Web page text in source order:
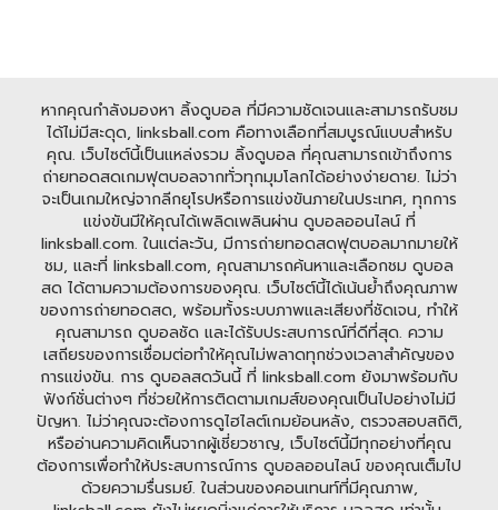
หากคุณกำลังมองหา ลิ้งดูบอล ที่มีความชัดเจนและสามารถรับชม
ได้ไม่มีสะดุด, linksball.com คือทางเลือกที่สมบูรณ์แบบสำหรับ
คุณ. เว็บไซต์นี้เป็นแหล่งรวม ลิ้งดูบอล ที่คุณสามารถเข้าถึงการ
ถ่ายทอดสดเกมฟุตบอลจากทั่วทุกมุมโลกได้อย่างง่ายดาย. ไม่ว่า
จะเป็นเกมใหญ่จากลีกยุโรปหรือการแข่งขันภายในประเทศ, ทุกการ
แข่งขันมีให้คุณได้เพลิดเพลินผ่าน ดูบอลออนไลน์ ที่
linksball.com. ในแต่ละวัน, มีการถ่ายทอดสดฟุตบอลมากมายให้
ชม, และที่ linksball.com, คุณสามารถค้นหาและเลือกชม ดูบอล
สด ได้ตามความต้องการของคุณ. เว็บไซต์นี้ได้เน้นย้ำถึงคุณภาพ
ของการถ่ายทอดสด, พร้อมทั้งระบบภาพและเสียงที่ชัดเจน, ทำให้
คุณสามารถ ดูบอลชัด และได้รับประสบการณ์ที่ดีที่สุด. ความ
เสถียรของการเชื่อมต่อทำให้คุณไม่พลาดทุกช่วงเวลาสำคัญของ
การแข่งขัน. การ ดูบอลสดวันนี้ ที่ linksball.com ยังมาพร้อมกับ
ฟังก์ชั่นต่างๆ ที่ช่วยให้การติดตามเกมส์ของคุณเป็นไปอย่างไม่มี
ปัญหา. ไม่ว่าคุณจะต้องการดูไฮไลต์เกมย้อนหลัง, ตรวจสอบสถิติ,
หรืออ่านความคิดเห็นจากผู้เชี่ยวชาญ, เว็บไซต์นี้มีทุกอย่างที่คุณ
ต้องการเพื่อทำให้ประสบการณ์การ ดูบอลออนไลน์ ของคุณเต็มไป
ด้วยความรื่นรมย์. ในส่วนของคอนเทนท์ที่มีคุณภาพ,